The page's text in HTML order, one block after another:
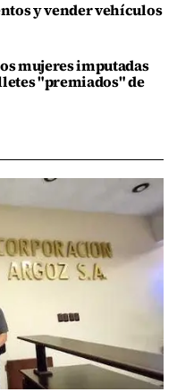
y vender vehículos
mujeres imputadas
"premiados" de